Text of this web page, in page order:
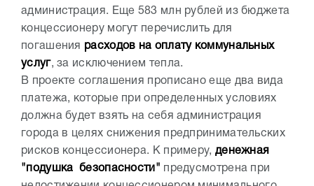
администрация. Еще 583 млн рублей из бюджета
концессионеру могут перечислить для
погашения
расходов на оплату коммунальных
услуг, за исключением тепла.
В проекте соглашения прописано еще два вида
платежа, которые при определенных условиях
должна будет взять на себя администрация
города в целях снижения предпринимательских
рисков концессионера. К примеру, денежная
"подушка безопасности" предусмотрена при